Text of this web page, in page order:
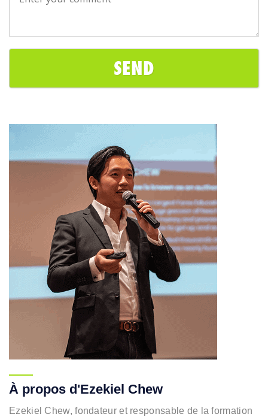
À propos d'Ezekiel Chew
Ezekiel Chew, fondateur et responsable de la formation